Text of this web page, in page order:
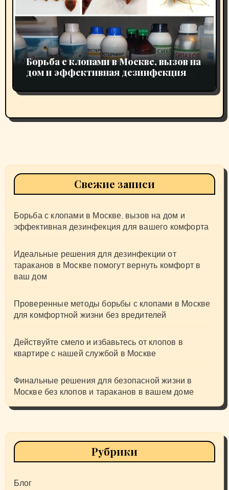
п
о
а
п
я
м
Борьба с клопами в Москве, вызов на
дом и эффективная дезинфекция
Свежие записи
Борьба с клопами в Москве, вызов на дом и
эффективная дезинфекция для вашего комфорта
Идеальные решения для дезинфекции от
тараканов в Москве помогут вернуть комфорт в
ваш дом
Проверенные методы борьбы с клопами в Москве
для комфортной жизни без вредителей
Действуйте смело и избавьтесь от клопов в
квартире с нашей службой в Москве
Финальные решения для безопасной жизни в
Москве без клопов и тараканов в вашем доме
Рубрики
Блог